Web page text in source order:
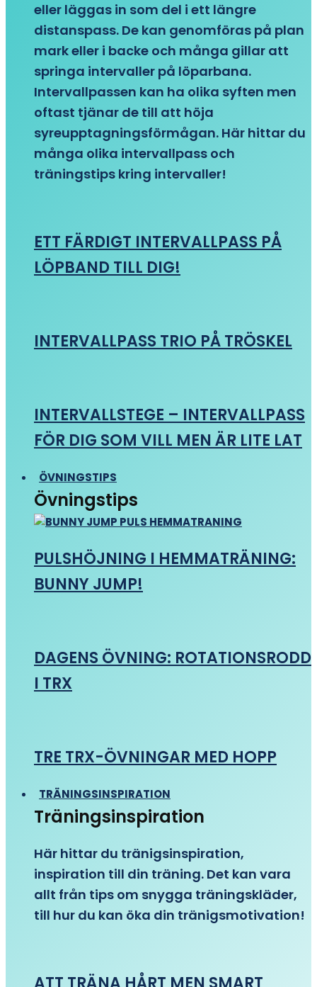
eller läggas in som del i ett längre
distanspass. De kan genomföras på plan
mark eller i backe och många gillar att
springa intervaller på löparbana.
Intervallpassen kan ha olika syften men
oftast tjänar de till att höja
syreupptagningsförmågan. Här hittar du
många olika intervallpass och
träningstips kring intervaller!
ETT FÄRDIGT INTERVALLPASS PÅ
LÖPBAND TILL DIG!
INTERVALLPASS TRIO PÅ TRÖSKEL
INTERVALLSTEGE – INTERVALLPASS
FÖR DIG SOM VILL MEN ÄR LITE LAT
ÖVNINGSTIPS
Övningstips
PULSHÖJNING I HEMMATRÄNING:
BUNNY JUMP!
DAGENS ÖVNING: ROTATIONSRODD
I TRX
TRE TRX-ÖVNINGAR MED HOPP
TRÄNINGSINSPIRATION
Träningsinspiration
Här hittar du tränigsinspiration,
inspiration till din träning. Det kan vara
allt från tips om snygga träningskläder,
till hur du kan öka din tränigsmotivation!